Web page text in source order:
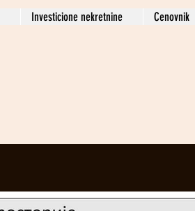
Investicione nekretnine Cenovnik